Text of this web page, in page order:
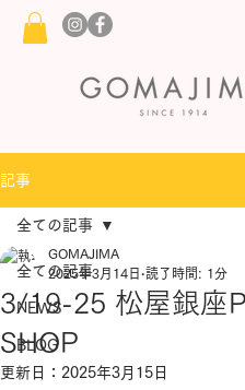
記事
全ての記事
NEWS
BLOG
全ての記事
3/19-25 松屋銀座
SHOP
GOMAJIMA
2025年3月14日 読了時間: 1分
更新日： 2025年3月15日